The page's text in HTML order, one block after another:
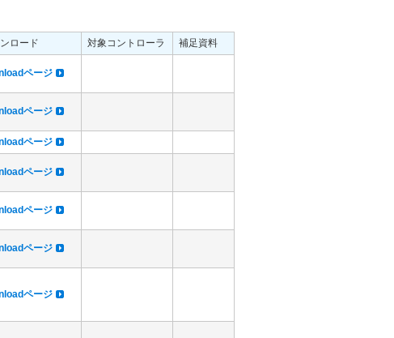
ロード 対象コントローラ
補足資料
ページ
ページ
ページ
ページ
ページ
ページ
ページ